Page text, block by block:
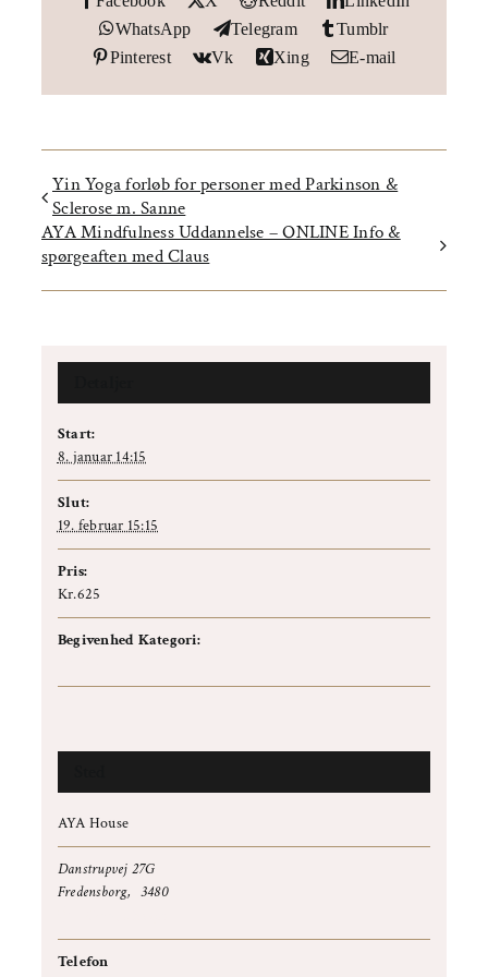
WhatsApp
Telegram
Tumblr
Pinterest
Vk Xing E-mail
Yin Yoga forløb for personer med Parkinson &
Sclerose m. Sanne
AYA Mindfulness Uddannelse – ONLINE Info &
spørgeaften med Claus
Start:
8. januar 14:15
Slut:
19. februar 15:15
Pris:
Kr.625
Begivenhed Kategori:
AYA House
Danstrupvej 27G
Fredensborg, 3480
Telefon